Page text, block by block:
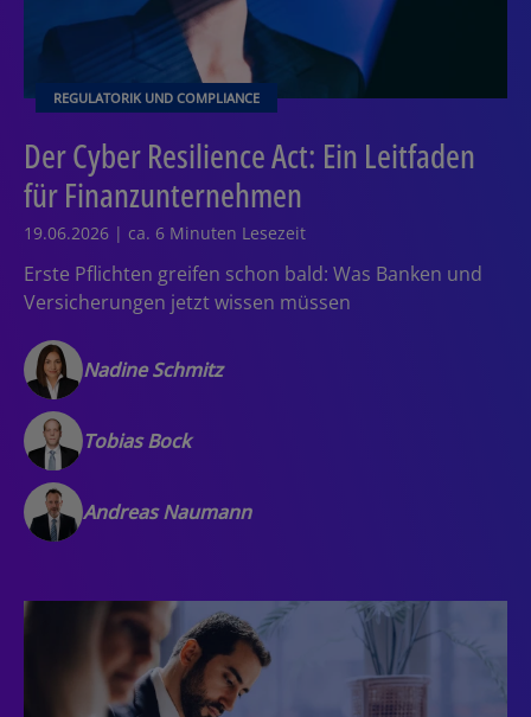
REGULATORIK UND COMPLIANCE
Der Cyber Resilience Act: Ein Leitfaden
für Finanzunternehmen
19.06.2026 | ca. 6 Minuten Lesezeit
Erste Pflichten greifen schon bald: Was Banken und
Versicherungen jetzt wissen müssen
Nadine Schmitz
Tobias Bock
Andreas Naumann